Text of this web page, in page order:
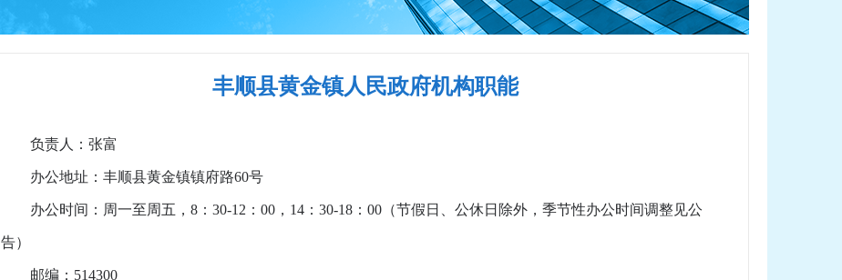
丰顺县黄金镇人民政府机构职能
负责人：张富
办公地址：丰顺县黄金镇镇府路60号
办公时间：周一至周五，8：30-12：00，14：30-18：00（节假日、公休日除外，季节性办公时间调整见公
告）
邮编：514300